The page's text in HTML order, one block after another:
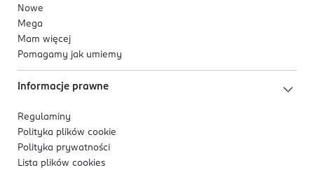
Nowe
Mega
Mam więcej
Pomagamy jak umiemy
Informacje prawne
Regulaminy
Polityka plików cookie
Polityka prywatności
Lista plików cookies